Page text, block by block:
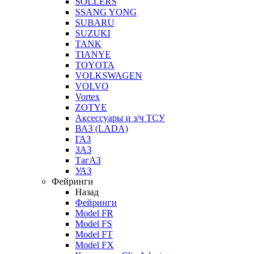
SSANG YONG
SUBARU
SUZUKI
TANK
TIANYE
TOYOTA
VOLKSWAGEN
VOLVO
Vortex
ZOTYE
Аксессуары и з/ч ТСУ
ВАЗ (LADA)
ГАЗ
ЗАЗ
ТагАЗ
УАЗ
Фейринги
Назад
Фейринги
Model FR
Model FS
Model FT
Model FX